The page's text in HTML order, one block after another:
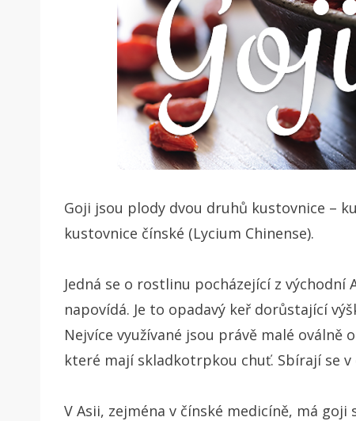
Goji jsou plody dvou druhů kustovnice –
kustovnice čínské (Lycium Chinense).
Jedná se o rostlinu pocházející z východní
napovídá. Je to opadavý keř dorůstající
Nejvíce využívané jsou právě malé oválně
které mají skladkotrpkou chuť. Sbírají se
V Asii, zejména v čínské medicíně, má